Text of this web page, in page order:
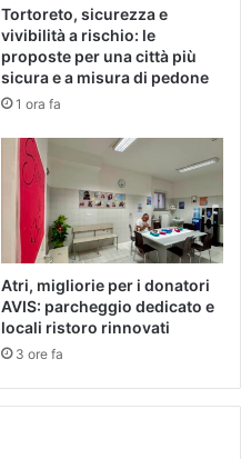
Tortoreto, sicurezza e
vivibilità a rischio: le
proposte per una città più
sicura e a misura di pedone
1 ora fa
Atri, migliorie per i donatori
AVIS: parcheggio dedicato e
locali ristoro rinnovati
3 ore fa